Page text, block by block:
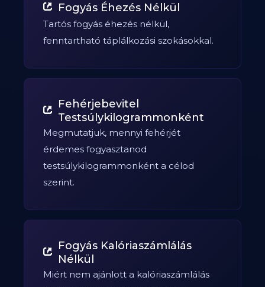
Fogyás Éhezés Nélkül
Tartós fogyás éhezés nélkül,
fenntartható táplálkozási szokásokkal.
Fehérjebevitel
Testsúlykilogrammonként
Megmutatjuk, mennyi fehérjét
érdemes fogyasztanod
testsúlykilogrammonként a célod
szerint.
Fogyás Kalóriaszámlálás
Nélkül
Miért nem ajánlott a kalóriaszámlálás